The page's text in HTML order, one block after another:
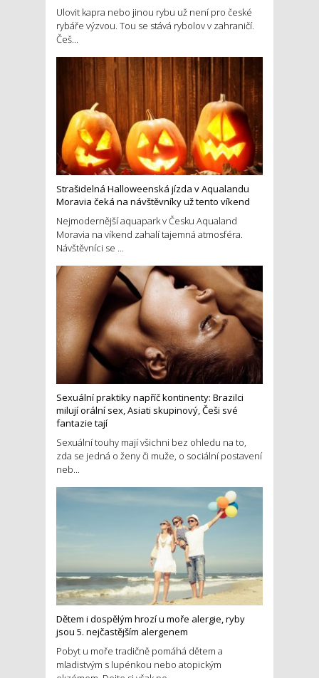
Ulovit kapra nebo jinou rybu už není pro české
rybáře výzvou. Tou se stává rybolov v zahraničí.
Češ...
Strašidelná Halloweenská jízda v Aqualandu
Moravia čeká na návštěvníky už tento víkend
Nejmodernější aquapark v Česku Aqualand
Moravia na víkend zahalí tajemná atmosféra.
Návštěvníci se ...
Sexuální praktiky napříč kontinenty: Brazilci
milují orální sex, Asiati skupinový, Češi své
fantazie tají
Sexuální touhy mají všichni bez ohledu na to,
zda se jedná o ženy či muže, o sociální postavení
neb...
Dětem i dospělým hrozí u moře alergie, ryby
jsou 5. nejčastějším alergenem
Pobyt u moře tradičně pomáhá dětem a
mladistvým s lupénkou nebo atopickým